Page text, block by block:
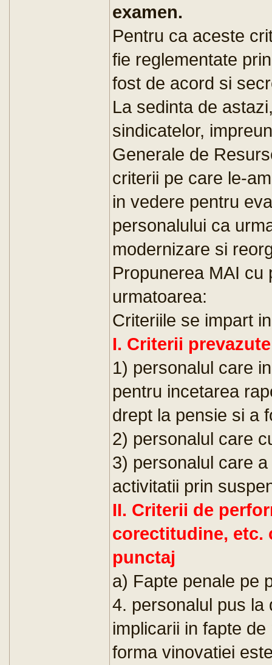
examen.
Pentru ca aceste
fie reglementate
fost de acord si
La sedinta de
sindicatelor,
Generale de
criterii pe care le-
in vedere pentru
personalului ca
modernizare si
Propunerea MAI cu
urmatoarea:
Criteriile se impart
I. Criterii
1) personalul care
pentru incetarea
drept la pensie si a
2) personalul care
3) personalul care
activitatii prin
II. Criterii de
corectitudine, etc.
punctaj
a) Fapte penale pe
4. personalul pus la
implicarii in fapte
forma vinovatiei